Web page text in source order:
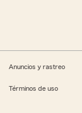
Anuncios y rastreo
Términos de uso